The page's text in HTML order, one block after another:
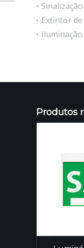
Extintor
Produtos